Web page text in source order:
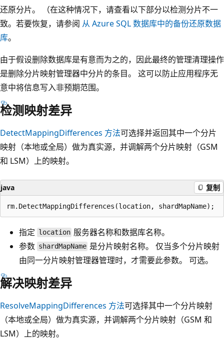
还原分片。 （在这种情况下，请查看以下部分以检测分片不一
致。若要恢复，请参阅 从 Azure SQL 数据库中的备份还原数据
库。
由于假设删除数据库是有意而为之的，因此最终的管理清理操作
是删除分片映射管理器中分片的条目。 这可以防止应用程序无
意中将信息写入非预期范围。
检测映射差异
DetectMappingDifferences 方法可选择并返回其中一个分片
映射（本地或全局）做为真实源，并调解两个分片映射（GSM
和 LSM）上的映射。
java 复制
指定 location 服务器名称和数据库名称。
参数 shardMapName 是分片映射名称。 仅当多个分片映射
由同一分片映射管理器管理时，才需要此参数。 可选。
解决映射差异
ResolveMappingDifferences 方法可选择其中一个分片映射
（本地或全局）做为真实源，并调解两个分片映射（GSM 和
LSM）上的映射。